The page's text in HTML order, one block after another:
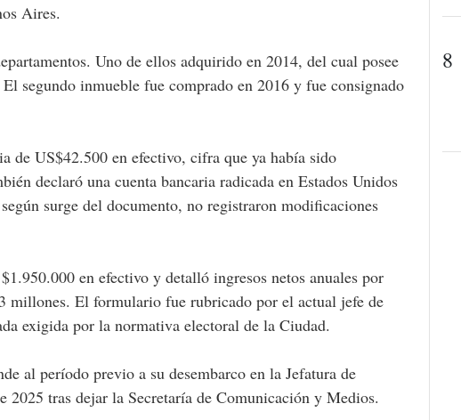
Aires.
Uno de ellos adquirido en 2014, del cual posee
segundo inmueble fue comprado en 2016 y fue consignado
de US$42.500 en efectivo, cifra que ya había sido
declaró una cuenta bancaria radicada en Estados Unidos
surge del documento, no registraron modificaciones
en efectivo y detalló ingresos netos anuales por
millones. El formulario fue rubricado por el actual jefe de
exigida por la normativa electoral de la Ciudad.
al período previo a su desembarco en la Jefatura de
2025 tras dejar la Secretaría de Comunicación y Medios.
8